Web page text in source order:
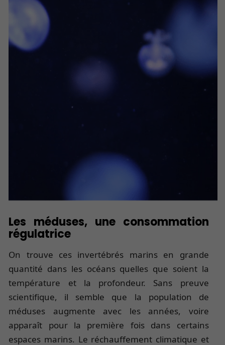
Les méduses, une consommation
régulatrice
On trouve ces invertébrés marins en grande
quantité dans les océans quelles que soient la
température et la profondeur. Sans preuve
scientifique, il semble que la population de
méduses augmente avec les années, voire
apparaît pour la première fois dans certains
espaces marins. Le réchauffement climatique et